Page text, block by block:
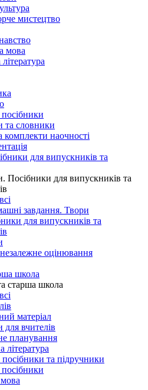
мистецтво
мова
посібники
та словники
комплекти наочності
для випускників та
Посібники для випускників та
завдання. Твори
для випускників та
оцінювання
школа
старша школа
матеріал
для вчителів
планування
література
посібники та підручники
посібники